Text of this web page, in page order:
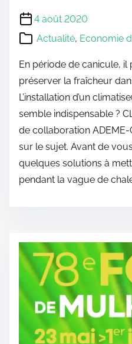
4 août 2020
Actualité, Economie
En période de canicule, il
préserver la fraîcheur
L’installation d’un
semble indispensable ?
de collaboration
sur le sujet. Avant de
quelques solutions à
pendant la vague de